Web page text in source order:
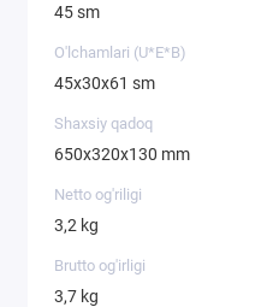
45 sm
O'lchamlari (U*E*B)
45х30х61 sm
Shaxsiy qadoq
650х320х130 mm
Netto og'riligi
3,2 kg
Brutto og'irligi
3,7 kg